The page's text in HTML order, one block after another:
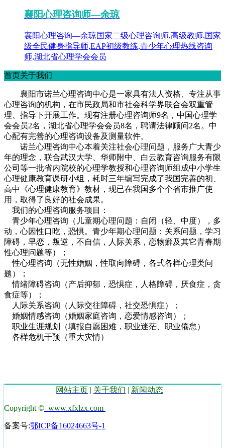
襄阳心理咨询师—余琼
襄阳心理咨询—余琼国家二级心理咨询师,高级教师,国家
级全民健身指导师,EAP初级教练,青少年心理热线咨询
师,湖北省心理学会会员
首页关于我们
襄阳市诺兰心理咨询中心是一家具有法人资格、专注从事
心理咨询的机构，在市民政局和市社会科学界联合会双重管
理、指导下开展工作。现有注册心理咨询师9名，中国心理学
会会员2名，湖北省心理学会会员8名，聘请法律顾问2名。中
心配有完善的心理咨询设备及测量软件。
诺兰心理咨询中心本着关注社会心理问题，服务广大青少
年的理念，联合武汉大学、华师附中、白云教育咨询服务有限
公司等一批省内院校的心理学教授和心理咨询师组成中小学生
心理健康教育课研小组，耗时三年编写完成了我国完善的初、
高中《心理健康教育》教材，现已在我国多个个省市推广使
用，取得了良好的社会成果。
我们的心理咨询服务项目：
青少年心理咨询（儿童期心理问题：自闭（轻、中度），多
动，心因性口吃，恐惧。青少年期心理问题：关系问题，学习
障碍，早恋，叛逆，不自信，人际关系，恋物癖及其它青春期
性心理问题等）；
性心理咨询（无性婚姻，性取向障碍，各式各样心理类问
题）；
情绪障碍咨询（产后抑郁，恐惧症，人格障碍，厌食症，贪
食症等）；
人际关系咨询（人际交往障碍，社交恐惧症）；
婚姻情感咨询（婚姻家庭咨询，恋爱情感咨询）；
职业生涯规划（填报自愿困难，职业迷茫、职业倦怠）
各样危机干预（重大灾情）
网站主页 | 关于我们 | 新闻动态
Copyright © www.xfxlzx.com
备案号:鄂ICP备16024663号-1